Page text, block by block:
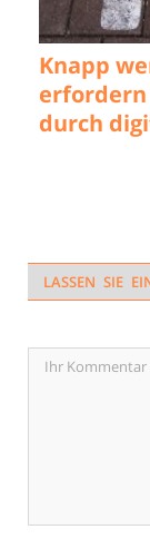
Knapp
durch
LASSEN SIE